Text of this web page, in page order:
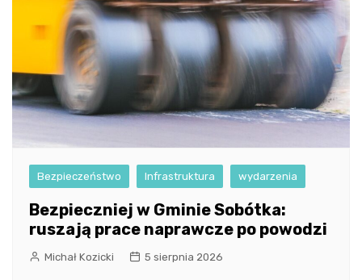
Bezpieczeństwo Infrastruktura wydarzenia
Bezpieczniej w Gminie Sobótka:
ruszają prace naprawcze po powodzi
Michał Kozicki 5 sierpnia 2026